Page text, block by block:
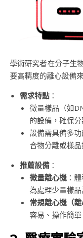
學術研究者在分子生
要高精度的離心設備
需求特點 ：
微量樣品（如
的設備，確保
設備需具備多
合物分離或樣品
推薦設備 ：
微量離心機 ：
為處理少量樣品
常規離心機（
容易、操作簡